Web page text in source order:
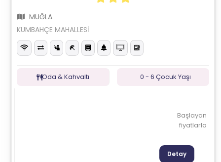
MUĞLA
KUMBAHÇE MAHALLESİ
Oda & Kahvaltı 0 - 6 Çocuk Yaşı
Başlayan
fiyatlarla
Detay